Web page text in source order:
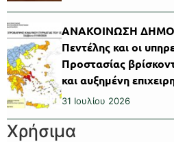
ΑΝΑΚΟΙΝΩΣΗ
Πεντέλης και οι
Προστασίας
και αυξημένη
31 Ιουλίου 2026
Χρήσιμα